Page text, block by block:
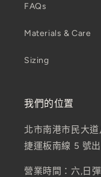
FAQs
Materials & Care
Sizing
我們的位置
北市南港市民大
捷運板南線 5 號
營業時間：六,日